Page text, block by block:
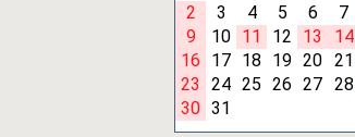
2
3 4 5 6 7
9
10 11 12 13 14
16
17 18 19 20 21
23
24 25 26 27 28
30 31